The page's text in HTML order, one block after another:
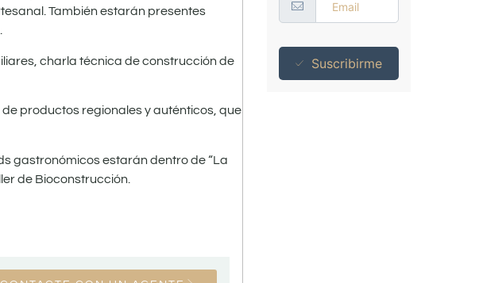
También estarán presentes
charla técnica de construcción de
productos regionales y auténticos, que
gastronómicos estarán dentro de “La
de Bioconstrucción.
Suscribirme